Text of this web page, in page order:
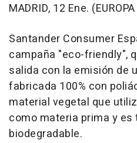
MADRID, 12 Ene.
Santander Consumer
campaña "eco-friendly",
salida con la emisión de
fabricada 100% con
material vegetal que
como materia prima y
biodegradable.